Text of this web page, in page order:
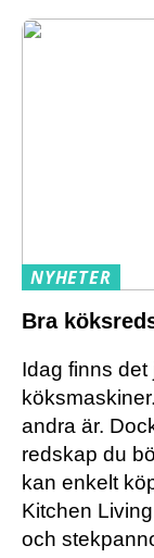
NYHETER
Bra
Idag finns
andra är.
redskap du
kan enkelt
Kitchen
och